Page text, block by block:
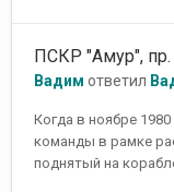
ПСКР "Амур",
Вадим ответил
Когда в ноябре
команды в рамке
поднятый на